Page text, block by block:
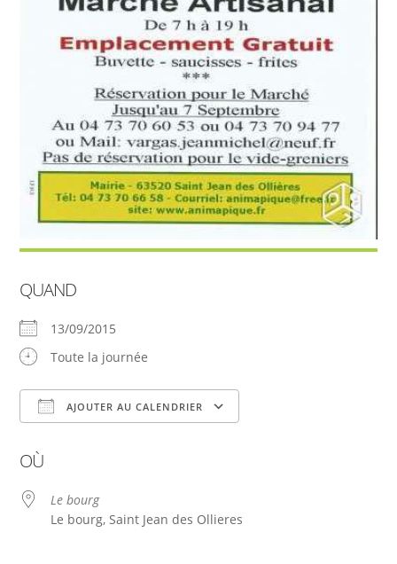
QUAND
13/09/2015
Toute la journée
AJOUTER AU CALENDRIER
OÙ
Le bourg
Le bourg, Saint Jean des Ollieres